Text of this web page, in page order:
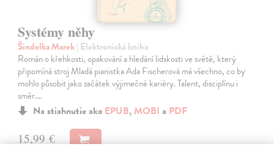
Systémy něhy
Šindelka Marek| Elektronická kniha
Román o křehkosti, opakování a hledání lidskosti ve světě, který
připomíná stroj Mladá pianistka Ada Fischerová má všechno, co by
mohlo působit jako začátek výjimečné kariéry. Talent, disciplínu i
směr.…
Na stiahnutie ako EPUB, MOBI a PDF
15,99 €